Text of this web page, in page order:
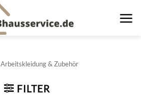
Arbeitskleidung & Zubehör
FILTER